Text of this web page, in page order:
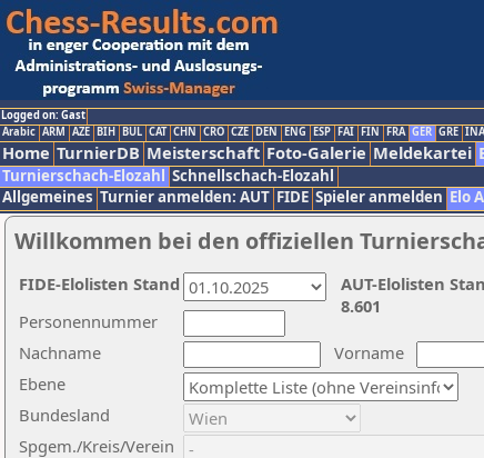
Logged on: Gast
Arabic ARM AZE BIH BUL CAT CHN CRO CZE DEN ENG ESP FAI FIN FRA GER GRE INA
Home TurnierDB Meisterschaft Foto-Galerie Meldekartei
Turnierschach-Elozahl Schnellschach-Elozahl
Allgemeines Turnier anmelden: AUT FIDE Spieler anmelden Elo
Willkommen bei den offiziellen
Nachname
Vorname
Ebene
Personennummer
Bundesland
Spgem./Kreis/Verein
AUT-Elolisten
8.601
FIDE-Elolisten Stand